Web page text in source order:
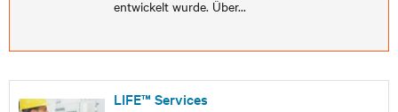
entwickelt wurde. Über...
LIFE™ Services